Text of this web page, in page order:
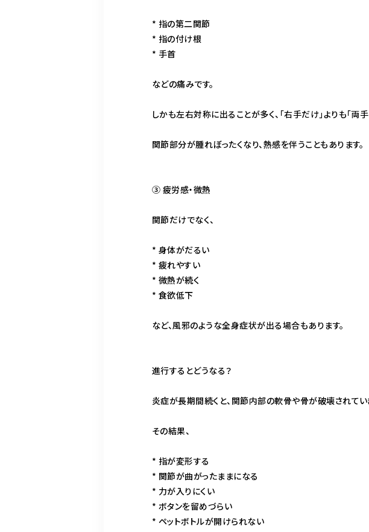
* 指の第二関節
* 指の付け根
* 手首
などの痛みです。
しかも左右対称に出ることが多く、「右手だけ」よりも「両
関節部分が腫れぼったくなり、熱感を伴うこともあります。
③ 疲労感・微熱
関節だけでなく、
* 身体がだるい
* 疲れやすい
* 微熱が続く
* 食欲低下
など、風邪のような全身症状が出る場合もあります。
進行するとどうなる？
炎症が長期間続くと、関節内部の軟骨や骨が破壊されてい
その結果、
* 指が変形する
* 関節が曲がったままになる
* 力が入りにくい
* ボタンを留めづらい
* ペットボトルが開けられない